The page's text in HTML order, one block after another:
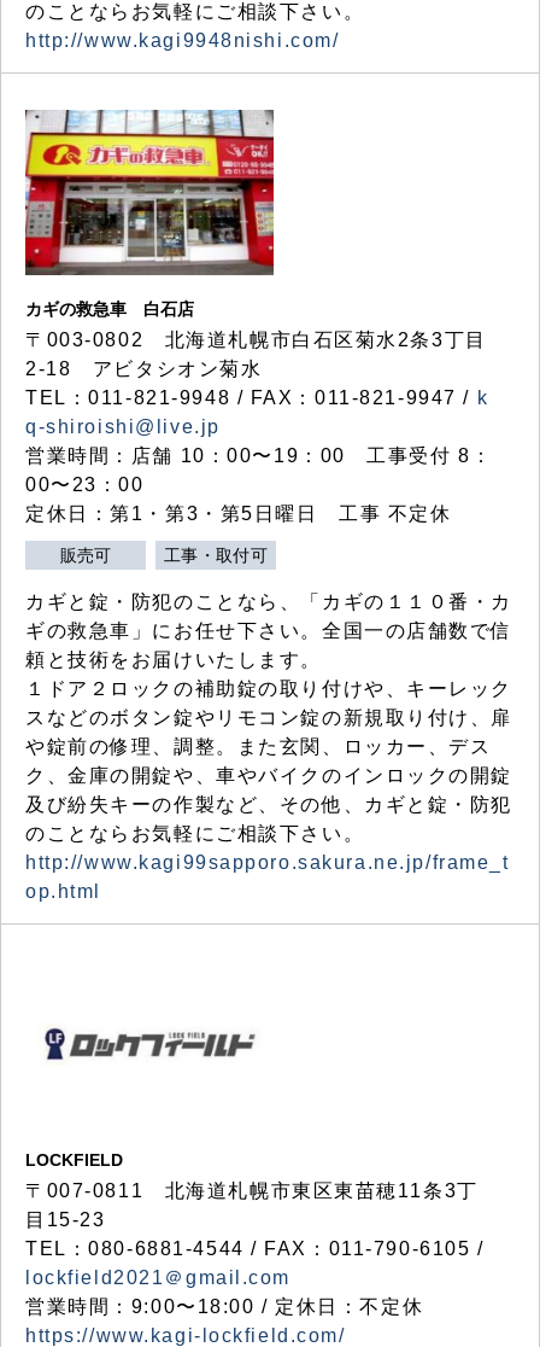
のことならお気軽にご相談下さい。
http://www.kagi9948nishi.com/
カギの救急車 白石店
〒003-0802 北海道札幌市白石区菊水2条3丁目
2-18 アビタシオン菊水
TEL：011-821-9948 / FAX：011-821-9947 / k
q-shiroishi@live.jp
営業時間：店舗 10：00〜19：00 工事受付 8：
00〜23：00
定休日：第1・第3・第5日曜日 工事 不定休
販売可 工事・取付可
カギと錠・防犯のことなら、「カギの１１０番・カ
ギの救急車」にお任せ下さい。全国一の店舗数で信
頼と技術をお届けいたします。
１ドア２ロックの補助錠の取り付けや、キーレック
スなどのボタン錠やリモコン錠の新規取り付け、扉
や錠前の修理、調整。また玄関、ロッカー、デス
ク、金庫の開錠や、車やバイクのインロックの開錠
及び紛失キーの作製など、その他、カギと錠・防犯
のことならお気軽にご相談下さい。
http://www.kagi99sapporo.sakura.ne.jp/frame_t
op.html
LOCKFIELD
〒007-0811 北海道札幌市東区東苗穂11条3丁
目15-23
TEL：080-6881-4544 / FAX：011-790-6105 /
lockfield2021＠gmail.com
営業時間：9:00〜18:00 / 定休日：不定休
https://www.kagi-lockfield.com/